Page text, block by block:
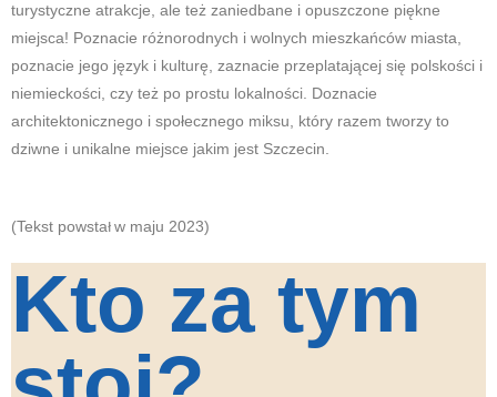
turystyczne atrakcje, ale też zaniedbane i opuszczone piękne
miejsca! Poznacie różnorodnych i wolnych mieszkańców miasta,
poznacie jego język i kulturę, zaznacie przeplatającej się polskości i
niemieckości, czy też po prostu lokalności. Doznacie
architektonicznego i społecznego miksu, który razem tworzy to
dziwne i unikalne miejsce jakim jest Szczecin.
(Tekst powstał w maju 2023)
Kto za tym